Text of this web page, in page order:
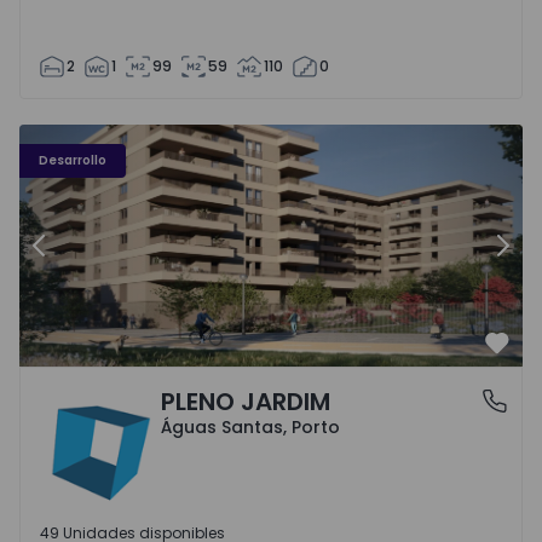
2 1 99 59 110 0
Desarrollo
PLENO JARDIM - 3
Anterior
Águas Santas, PortoPLENO JARDIM
Águas Santas, Porto
49 Unidades disponibles